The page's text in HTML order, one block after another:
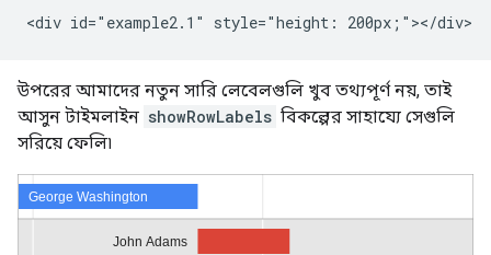
উপরের আমাদের নতুন সারি লেবেলগুলি খুব তথ্যপূর্ণ নয়, তাই
আসুন টাইমলাইন showRowLabels বিকল্পের সাহায্যে সেগুলি
সরিয়ে ফেলি৷